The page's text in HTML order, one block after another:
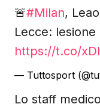
🚨#Milan,
Lecce:
https://t.co/
— Tuttosport
Lo staff